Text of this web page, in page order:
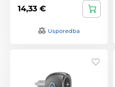
14,33 €
Usporedba